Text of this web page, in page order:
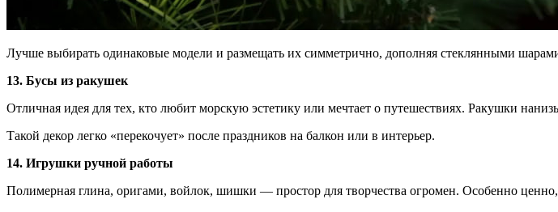
Лучше выбирать одинаковые модели и размещать их симметрично, дополняя стеклянными
13. Бусы из ракушек
Отличная идея для тех, кто любит морскую эстетику или мечтает о путешествиях. Ракушки
Такой декор легко «перекочует» после праздников на балкон или в интерьер.
14. Игрушки ручной работы
Полимерная глина, оригами, войлок, шишки — простор для творчества огромен. Особенно